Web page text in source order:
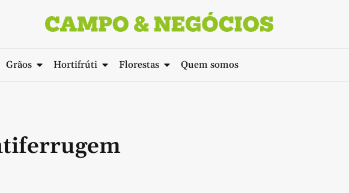
Grãos Hortifrúti Florestas Quem somos